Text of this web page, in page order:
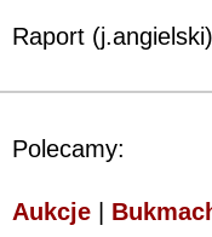
Raport
Polecamy:
Aukcje